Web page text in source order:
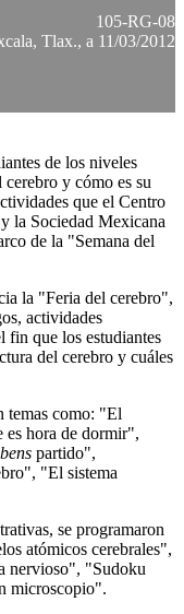
105-RG-08
Tlax., a 11/03/2012
de los niveles
y cómo es su
que el Centro
la Sociedad Mexicana
de la "Semana del
la "Feria del cerebro",
actividades
fin que los estudiantes
del cerebro y cuáles
temas como: "El
es hora de dormir",
partido",
"El sistema
se programaron
atómicos cerebrales",
nervioso", "Sudoku
microscopio".